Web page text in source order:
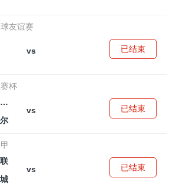
友谊赛
vs
已结束
杯
女王公园巡游者
vs
已结束
vs
已结束